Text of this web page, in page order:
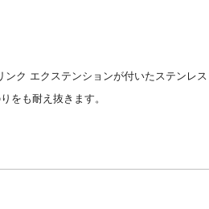
ク エクステンションが付いたステンレス
をも耐え抜きます。